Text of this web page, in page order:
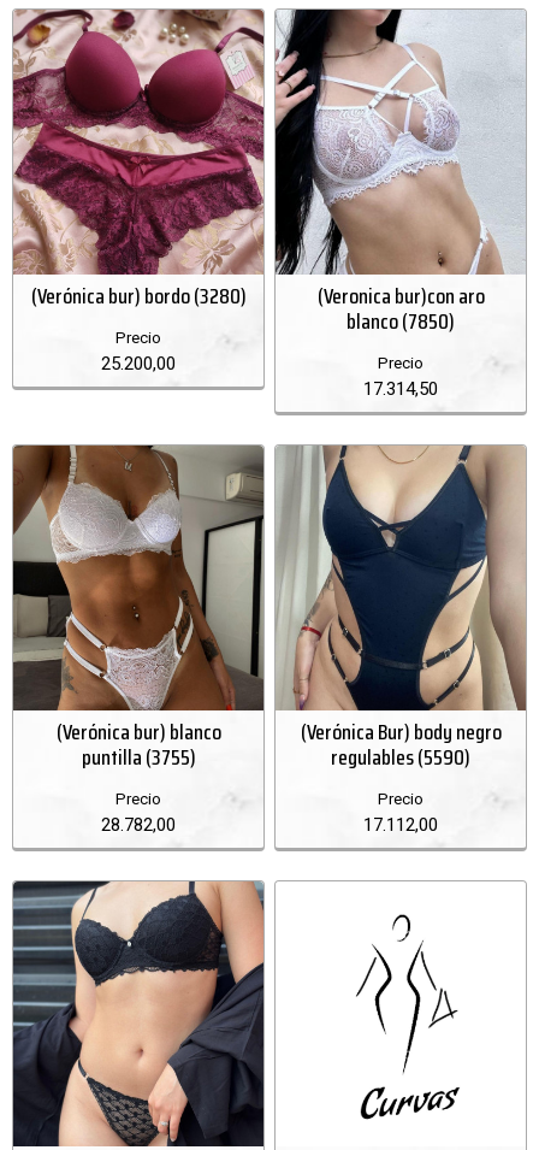
(Verónica bur) bordo (3280)
Precio
25.200,00
(Veronica bur)con aro
blanco (7850)
Precio
17.314,50
(Verónica bur) blanco
puntilla (3755)
Precio
28.782,00
(Verónica Bur) body negro
regulables (5590)
Precio
17.112,00